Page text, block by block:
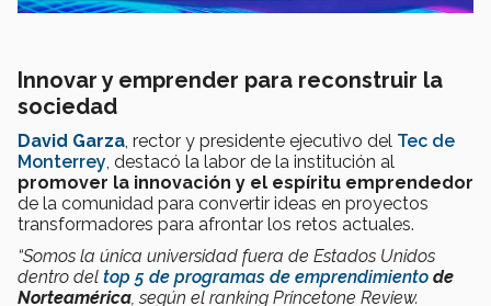
Innovar y emprender para reconstruir la
sociedad
David Garza, rector y presidente ejecutivo del Tec de
Monterrey, destacó la labor de la institución al
promover la innovación y el espíritu emprendedor
de la comunidad para convertir ideas en proyectos
transformadores para afrontar los retos actuales.
“Somos la única universidad fuera de Estados Unidos
dentro del top 5 de programas de emprendimiento de
Norteamérica, según el ranking Princetone Review.